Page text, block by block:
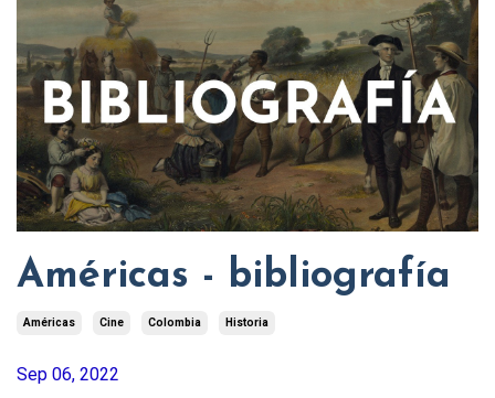
Américas - bibliografía
Américas Cine Colombia Historia
Sep 06, 2022